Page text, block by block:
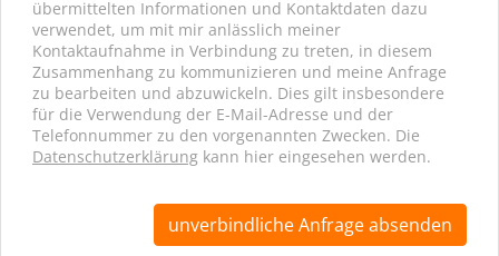
übermittelten Informationen und Kontaktdaten dazu
verwendet, um mit mir anlässlich meiner
Kontaktaufnahme in Verbindung zu treten, in diesem
Zusammenhang zu kommunizieren und meine Anfrage
zu bearbeiten und abzuwickeln. Dies gilt insbesondere
für die Verwendung der E-Mail-Adresse und der
Telefonnummer zu den vorgenannten Zwecken. Die
Datenschutzerklärung kann hier eingesehen werden.
unverbindliche Anfrage absenden